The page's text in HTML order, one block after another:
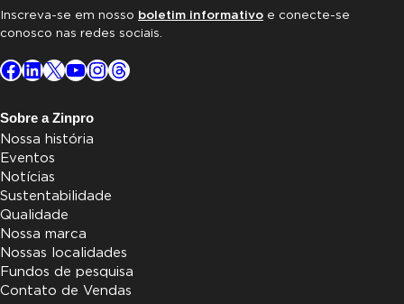
Inscreva-se em nosso boletim informativo e conecte-se
conosco nas redes sociais.
Facebook
LinkedIn
X YouTube
Instagram
Threads
Sobre a Zinpro
Nossa história
Eventos
Notícias
Sustentabilidade
Qualidade
Nossa marca
Nossas localidades
Fundos de pesquisa
Contato de Vendas